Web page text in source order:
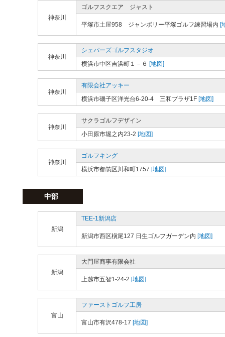
神奈川
ゴルフスクエア ジャスト
平塚市土屋958 ジャンボリー平塚ゴルフ練習場内 [
神奈川
シェパーズゴルフスタジオ
横浜市中区吉浜町１－６ [地図]
神奈川
有限会社アッキー
横浜市磯子区洋光台6-20-4 三和プラザ1F [地図]
神奈川
サクラゴルフデザイン
小田原市堀之内23-2 [地図]
神奈川
ゴルフキング
横浜市都筑区川和町1757 [地図]
中部
新潟
TEE-1新潟店
新潟市西区槇尾127 日生ゴルフガーデン内 [地図]
新潟
大門屋商事有限会社
上越市五智1-24-2 [地図]
富山
ファーストゴルフ工房
富山市有沢478-17 [地図]